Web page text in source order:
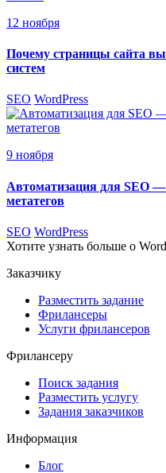
12 ноября
Почему страницы сайта
систем
SEO WordPress
9 ноября
Автоматизация для SEO —
метатегов
SEO WordPress
Хотите узнать больше о
Заказчику
Разместить задание
Фрилансеры
Услуги фрилансеров
Фрилансеру
Поиск задания
Разместить услугу
Задания заказчиков
Информация
Блог